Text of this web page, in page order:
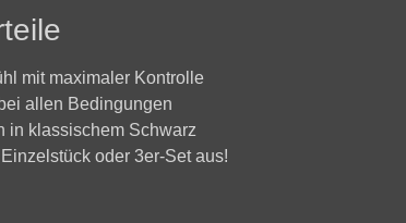
mit maximaler Kontrolle
allen Bedingungen
in klassischem Schwarz
oder 3er-Set aus!